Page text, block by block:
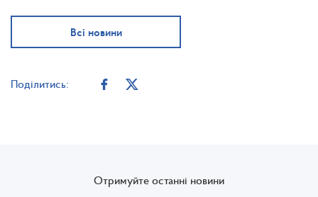
Всі новини
Поділитись:
Отримуйте останні новини